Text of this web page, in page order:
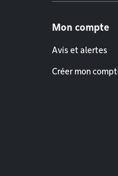
Mon compte
Avis et alertes
Créer mon